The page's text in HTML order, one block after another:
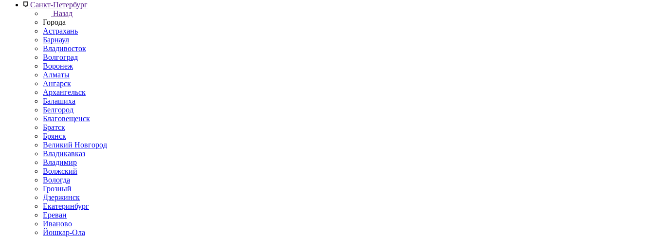
Санкт-Петербург
Назад
Города
Астрахань
Барнаул
Владивосток
Волгоград
Воронеж
Алматы
Ангарск
Архангельск
Балашиха
Белгород
Благовещенск
Братск
Брянск
Великий Новгород
Владикавказ
Владимир
Волжский
Вологда
Грозный
Дзержинск
Екатеринбург
Ереван
Иваново
Йошкар-Ола